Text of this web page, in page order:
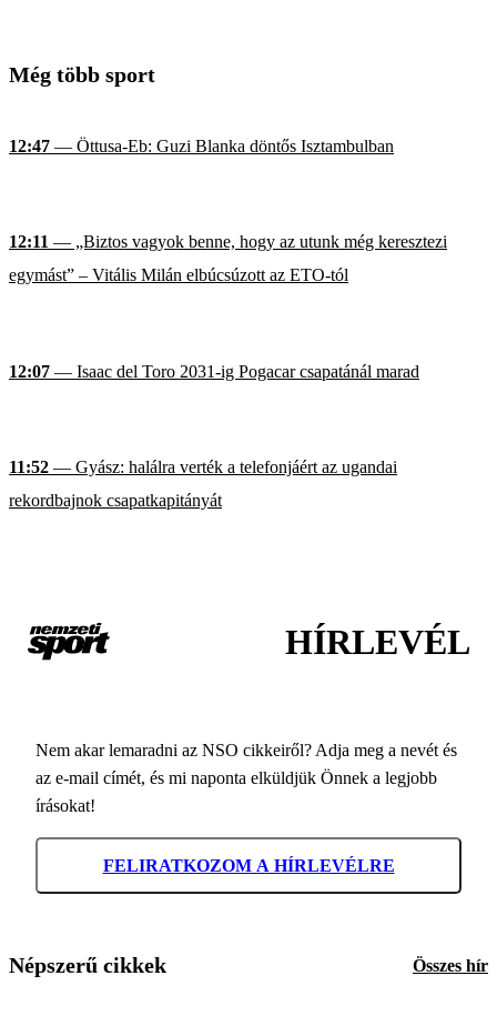
Még több sport
12:47 — Öttusa-Eb: Guzi Blanka döntős Isztambulban
12:11 — „Biztos vagyok benne, hogy az utunk még keresztezi
egymást” – Vitális Milán elbúcsúzott az ETO-tól
12:07 — Isaac del Toro 2031-ig Pogacar csapatánál marad
11:52 — Gyász: halálra verték a telefonjáért az ugandai
rekordbajnok csapatkapitányát
HÍRLEVÉL
Nem akar lemaradni az NSO cikkeiről? Adja meg a nevét és
az e-mail címét, és mi naponta elküldjük Önnek a legjobb
írásokat!
FELIRATKOZOM A HÍRLEVÉLRE
Népszerű cikkek Összes hír